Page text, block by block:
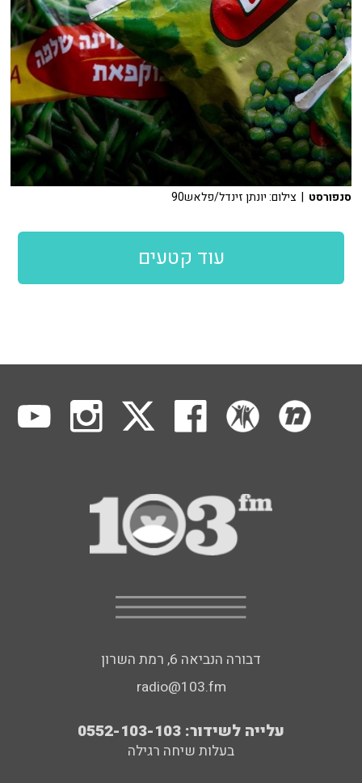
סנפורסט | צילום: יונתן זינדל/פלאש90
עוד קטעים
דבורה הנביאה 6, רמת השרון
radio@103.fm
עלייה לשידור: 0552-103-103
בעלות שיחה רגילה